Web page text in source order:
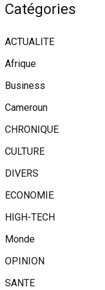
Catégories
ACTUALITE
Afrique
Business
Cameroun
CHRONIQUE
CULTURE
DIVERS
ECONOMIE
HIGH-TECH
Monde
OPINION
SANTE